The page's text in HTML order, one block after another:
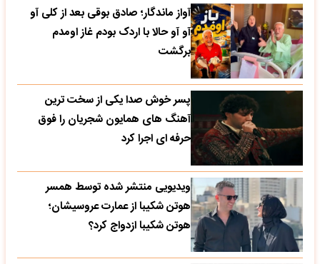
آواز ماندگار؛ صادق بوقی بعد از کلی آو
آو آو حالا با اردک بودم غاز اومدم
برگشت
پسر خوش صدا یکی از سخت ترین
آهنگ های همایون شجریان را فوق
حرفه ای اجرا کرد
ویدیویی منتشر شده توسط همسر
هوتن شکیبا از عمارت عروسیشان؛
هوتن شکیبا ازدواج کرد؟